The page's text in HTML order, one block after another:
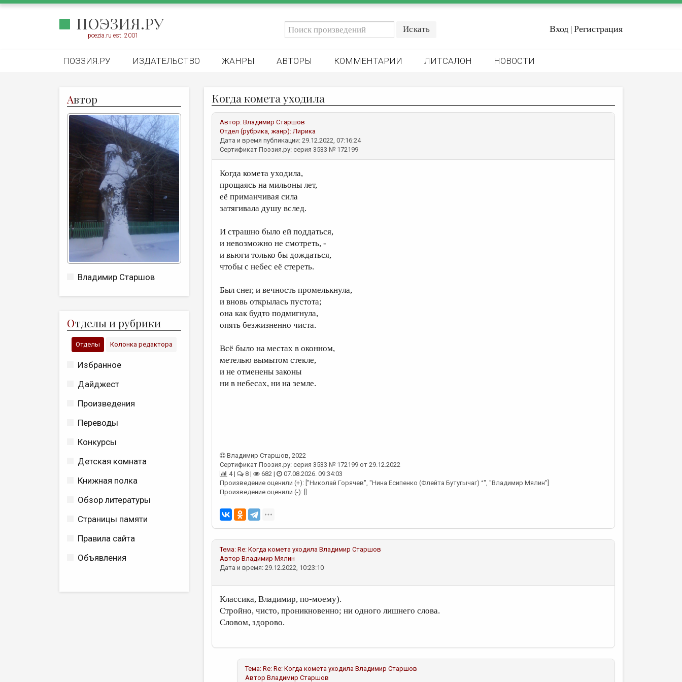
ПОЭЗИЯ.РУ
poezia.ru est. 2001
Вход | Регистрация
ПОЭЗИЯ.РУ ИЗДАТЕЛЬСТВО ЖАНРЫ АВТОРЫ КОММЕНТАРИИ ЛИТСАЛОН НОВОСТИ
Автор
Владимир Старшов
Отделы и рубрики
Отделы Колонка редактора
Избранное
Дайджест
Произведения
Переводы
Конкурсы
Детская комната
Книжная полка
Обзор литературы
Страницы памяти
Правила сайта
Объявления
Когда комета уходила
Автор: Владимир Старшов
Отдел (рубрика, жанр):Лирика
Дата и время публикации: 29.12.2022, 07:16:24
Сертификат Поэзия.ру: серия 3533 № 172199
Когда комета уходила,
прощаясь на мильоны лет,
её приманчивая сила
затягивала душу вслед.
И страшно было ей поддаться,
и невозможно не смотреть, -
и вьюги только бы дождаться,
чтобы с небес её стереть.
Был снег, и вечность промелькнула,
и вновь открылась пустота;
она как будто подмигнула,
опять безжизненно чиста.
Всё было на местах в оконном,
метелью вымытом стекле,
и не отменены законы
ни в небесах, ни на земле.
Владимир Старшов, 2022
Сертификат Поэзия.ру: серия 3533 № 172199 от 29.12.2022
4 |
8 | 682 |
07.08.2026. 09:34:03
Произведение оценили (+): ["Николай Горячев", "Нина Есипенко (Флейта Бутугычаг) °", "Владимир Мялин"]
Произведение оценили (-): []
Тема: Re: Когда комета уходила Владимир Старшов
Автор Владимир Мялин
Дата и время: 29.12.2022, 10:23:10
Классика, Владимир, по-моему).
Стройно, чисто, проникновенно; ни одного лишнего слова.
Словом, здорово.
Тема: Re: Re: Когда комета уходила Владимир Старшов
Автор Владимир Старшов